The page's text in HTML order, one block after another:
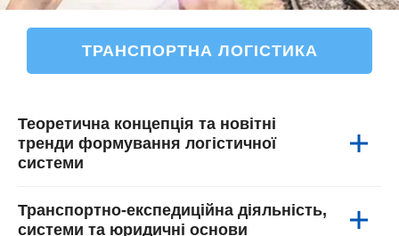
ТРАНСПОРТНА ЛОГІСТИКА
Теоретична концепція та новітні
тренди формування логістичної
системи
історичне коріння.
Транспортно-експедиційна діяльність,
системи та юридичні основи